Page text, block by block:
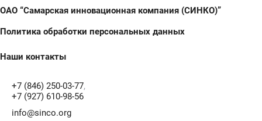
ОАО “Самарская инновационная компания (СИНКО)”
Политика обработки персональных данных
Наши контакты
+7 (846) 250-03-77,
+7 (927) 610-98-56
info@sinco.org